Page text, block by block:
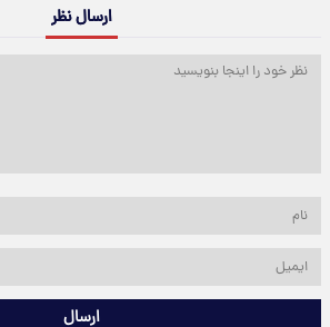
ارسال نظر
ارسال